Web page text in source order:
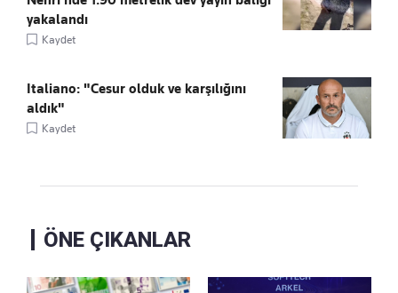
yakalandı
Kaydet
Italiano: "Cesur olduk ve karşılığını
aldık"
Kaydet
ÖNE ÇIKANLAR